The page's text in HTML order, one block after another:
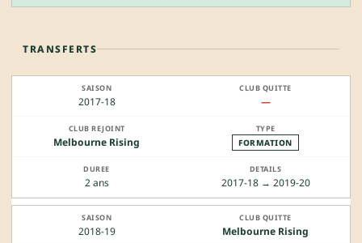
TRANSFERTS
2017-18 —
Melbourne Rising FORMATION
2 ans 2017-18 → 2019-20
2018-19 Melbourne Rising